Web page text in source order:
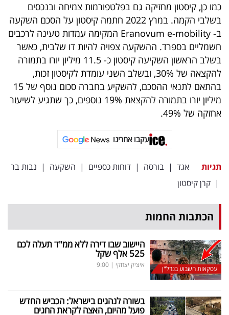
כמו כן, קיסטון מחזיקה גם בפלטפורמות צמיחה ובנכסים
בשלבי הקמה. במרץ 2022 חתמה קיסטון על הסכם השקעה
ב- Eranovum e-mobility המקימה עמדות טעינה לרכבים
חשמליים בספרד. ההשקעה צפויה להיות דו שלבית, כאשר
בשלב הראשון השקיעה קיסטון כ- 11.5 מיליון יורו בתמורה
להקצאה של 30%, ובשלב השני עומדת לקיסטון זכות,
בהתאם לתנאי ההסכם, להשקיע בחברה סכום נוסף של 15
מיליון יורו בתמורה להקצאת 19% נוספים, כך שתגיע לשיעור
אחזקה של 49%.
עקבו אחרינו
תגיות אגד | בורסה | דוחות כספיים | השקעה | נבות בר
| קרן קיסטון
הכתבות החמות
עסקאות השבוע בנדל"ן
היישוב שבו דירה ללא ממ"ד תעלה לכם
525 אלף שקל
איציק יצחקי |
9:00
בשורה לנהגים בישראל: הכביש החדש
פועל מהיום, האצה לקראת החגים